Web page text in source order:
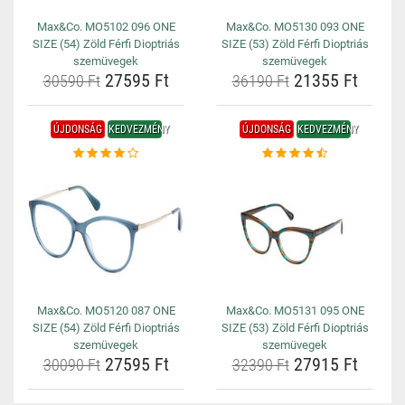
Max&Co. MO5102 096 ONE
SIZE (54) Zöld Férfi Dioptriás
szemüvegek
30590 Ft27595 Ft
Max&Co. MO5130 093 ONE
SIZE (53) Zöld Férfi Dioptriás
szemüvegek
36190 Ft21355 Ft
ÚJDONSÁG KEDVEZMÉNY
Max&Co. MO5120 087 ONE
SIZE (54) Zöld Férfi Dioptriás
szemüvegek
30090 Ft27595 Ft
ÚJDONSÁG KEDVEZMÉNY
Max&Co. MO5131 095 ONE
SIZE (53) Zöld Férfi Dioptriás
szemüvegek
32390 Ft27915 Ft